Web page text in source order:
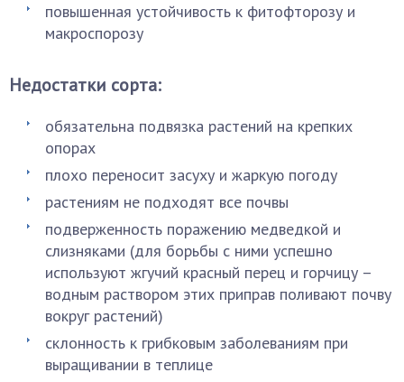
повышенная устойчивость к фитофторозу и
макроспорозу
Недостатки сорта:
обязательна подвязка растений на крепких
опорах
плохо переносит засуху и жаркую погоду
растениям не подходят все почвы
подверженность поражению медведкой и
слизняками (для борьбы с ними успешно
используют жгучий красный перец и горчицу –
водным раствором этих приправ поливают почву
вокруг растений)
склонность к грибковым заболеваниям при
выращивании в теплице